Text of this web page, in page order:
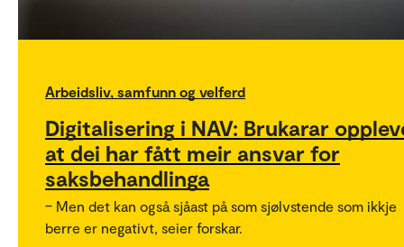
Arbeidsliv, samfunn og velferd
Digitalisering i NAV: Brukarar
at dei har fått meir ansvar for
saksbehandlinga
– Men det kan også sjåast på som sjølvstende som ikkje
berre er negativt, seier forskar.